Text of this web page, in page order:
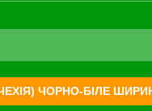
ЧОРНО-БІЛЕ